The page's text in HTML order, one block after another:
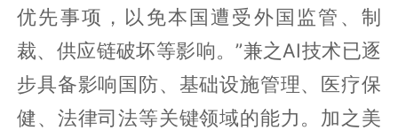
优先事项，以免本国遭受外国监管、制
裁、供应链破坏等影响。”兼之AI技术已逐
步具备影响国防、基础设施管理、医疗保
健、法律司法等关键领域的能力。加之美